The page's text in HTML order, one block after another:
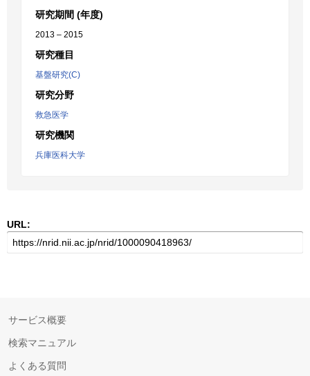
研究期間 (年度)
2013 – 2015
研究種目
基盤研究(C)
研究分野
救急医学
研究機関
兵庫医科大学
URL:
サービス概要
検索マニュアル
よくある質問